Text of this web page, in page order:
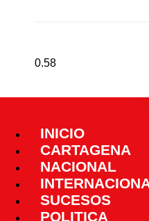
INICIO
CARTAGENA
NACIONAL
SUCESOS
POLITICA